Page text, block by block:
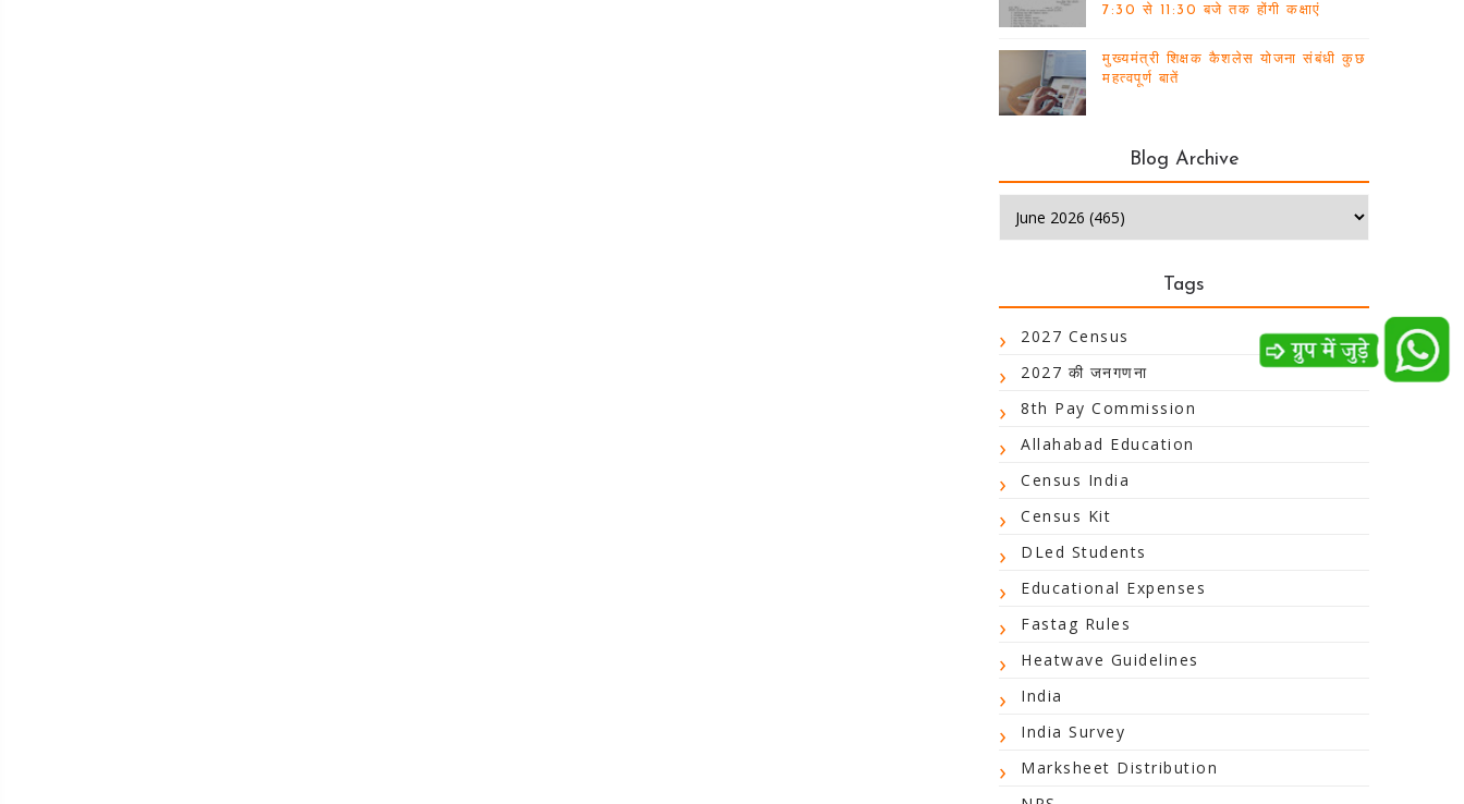
7:30 से 11:30 बजे तक होंगी कक्षाएं
मुख्यमंत्री शिक्षक कैशलेस योजना संबंधी कुछ
महत्वपूर्ण बातें
Blog Archive
Tags
2027 Census
2027 की जनगणना
8th Pay Commission
Allahabad Education
Census India
Census Kit
DLed Students
Educational Expenses
Fastag Rules
Heatwave Guidelines
India
India Survey
Marksheet Distribution